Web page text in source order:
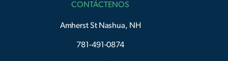
CONTÁCTENOS
Amherst St Nashua, NH
781-491-0874